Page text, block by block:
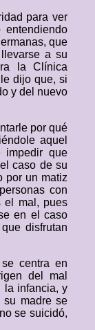
para ver
que
a su
la Clínica
dijo que, si
y del nuevo
por qué
aquel
impedir que
caso de su
por un matiz
con
el mal, pues
en el caso
disfrutan
centra en
del mal
la infancia, y
madre se
se suicidó,